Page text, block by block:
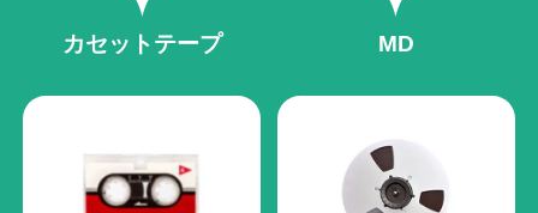
カセットテープ MD